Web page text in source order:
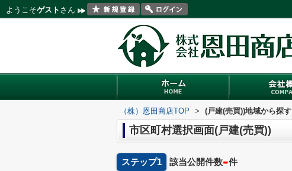
ようこそゲスト さん
（株）恩田商店TOP > (戸建(売買))地域から探す
市区町村選択画面(戸建(売買))
ステップ1 該当公開件数-件